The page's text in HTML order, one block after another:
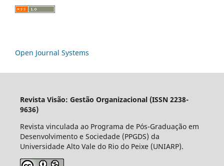
Open Journal Systems
Revista Visão: Gestão Organizacional (ISSN 2238-
9636)
Revista vinculada ao Programa de Pós-Graduação em
Desenvolvimento e Sociedade (PPGDS) da
Universidade Alto Vale do Rio do Peixe (UNIARP).